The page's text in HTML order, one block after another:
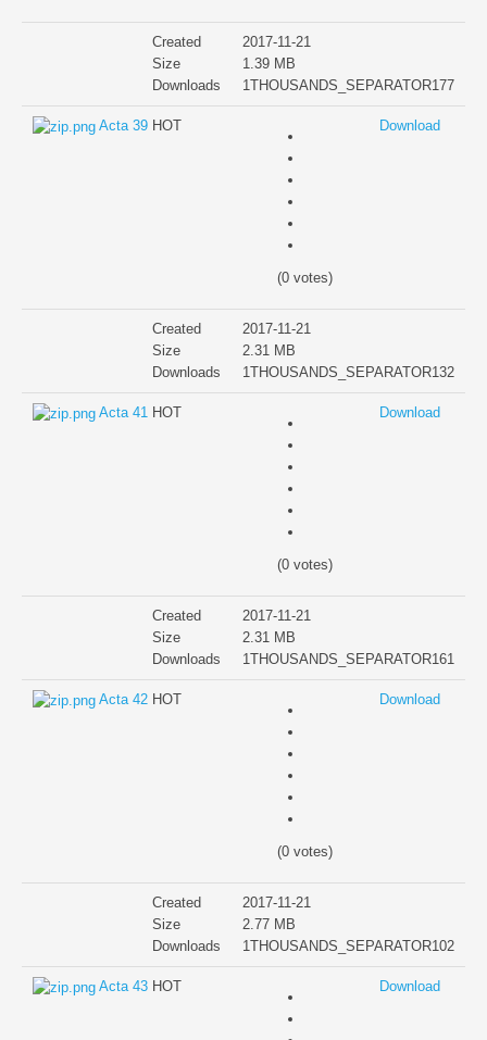
Investimento RE-C01-i02
Created
Size
Downloads
2017-11-21
1.39 MB
1THOUSANDS_SEPARATOR177
Acta 39 HOT
(0 votes)
Download
Created
Size
Downloads
2017-11-21
2.31 MB
1THOUSANDS_SEPARATOR132
Acta 41 HOT
(0 votes)
Download
Created
Size
Downloads
2017-11-21
2.31 MB
1THOUSANDS_SEPARATOR161
Acta 42 HOT
(0 votes)
Download
Created
Size
Downloads
2017-11-21
2.77 MB
1THOUSANDS_SEPARATOR102
Acta 43 HOT Download